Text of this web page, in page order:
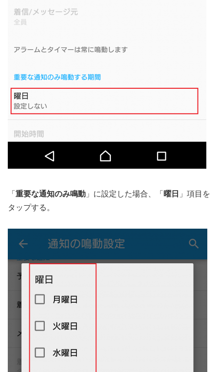
「 重要な通知のみ鳴動 」に設定した場合、「 曜日 」項目を
タップする。